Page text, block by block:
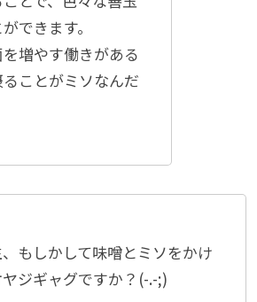
できます。
増やす働きがある
ことがミソなんだ
もしかして味噌とミソをかけ
ジギャグですか？(-.-;)